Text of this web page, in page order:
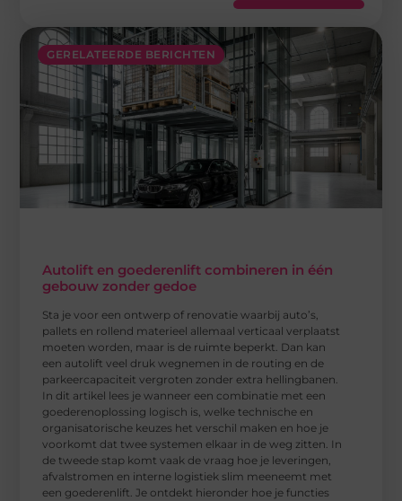
GERELATEERDE BERICHTEN
Autolift en goederenlift combineren in één
gebouw zonder gedoe
Sta je voor een ontwerp of renovatie waarbij auto’s,
pallets en rollend materieel allemaal verticaal verplaatst
moeten worden, maar is de ruimte beperkt. Dan kan
een autolift veel druk wegnemen in de routing en de
parkeercapaciteit vergroten zonder extra hellingbanen.
In dit artikel lees je wanneer een combinatie met een
goederenoplossing logisch is, welke technische en
organisatorische keuzes het verschil maken en hoe je
voorkomt dat twee systemen elkaar in de weg zitten. In
de tweede stap komt vaak de vraag hoe je leveringen,
afvalstromen en interne logistiek slim meeneemt met
een goederenlift. Je ontdekt hieronder hoe je functies